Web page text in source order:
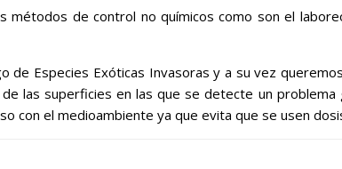
de control no químicos como son el
de Especies Exóticas Invasoras y a su vez
las superficies en las que se detecte un
con el medioambiente ya que evita que se usen